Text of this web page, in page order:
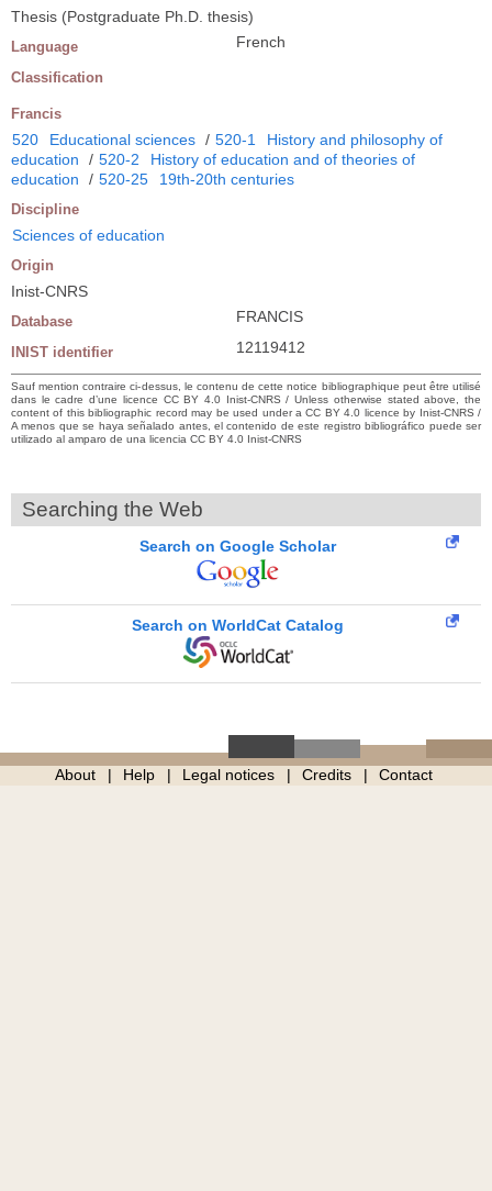
Thesis (Postgraduate Ph.D. thesis)
Language French
Classification
Francis
520 Educational sciences / 520-1
History and philosophy of
education
/ 520-2
History of education and of theories of
education
/ 520-25 19th-20th centuries
Discipline
Sciences of education
Origin
Inist-CNRS
Database FRANCIS
INIST identifier 12119412
Sauf mention contraire ci-dessus, le contenu de cette notice bibliographique peut être utilisé
dans le cadre d’une licence CC BY 4.0 Inist-CNRS / Unless otherwise stated above, the
content of this bibliographic record may be used under a CC BY 4.0 licence by Inist-CNRS /
A menos que se haya señalado antes, el contenido de este registro bibliográfico puede ser
utilizado al amparo de una licencia CC BY 4.0 Inist-CNRS
Searching the Web
Search on Google Scholar
Search on WorldCat Catalog
About Help Legal notices Credits Contact